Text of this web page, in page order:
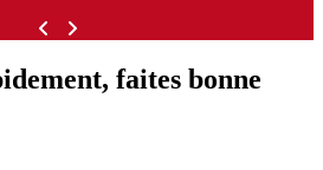
faites bonne